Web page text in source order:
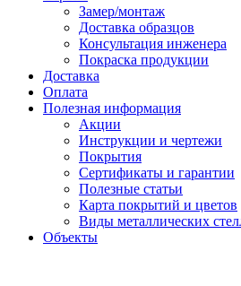
Замер/монтаж
Доставка образцов
Консультация инженера
Покраска продукции
Доставка
Оплата
Полезная информация
Акции
Инструкции и чертежи
Покрытия
Сертификаты и гарантии
Полезные статьи
Карта покрытий и цветов
Виды металлических
Объекты